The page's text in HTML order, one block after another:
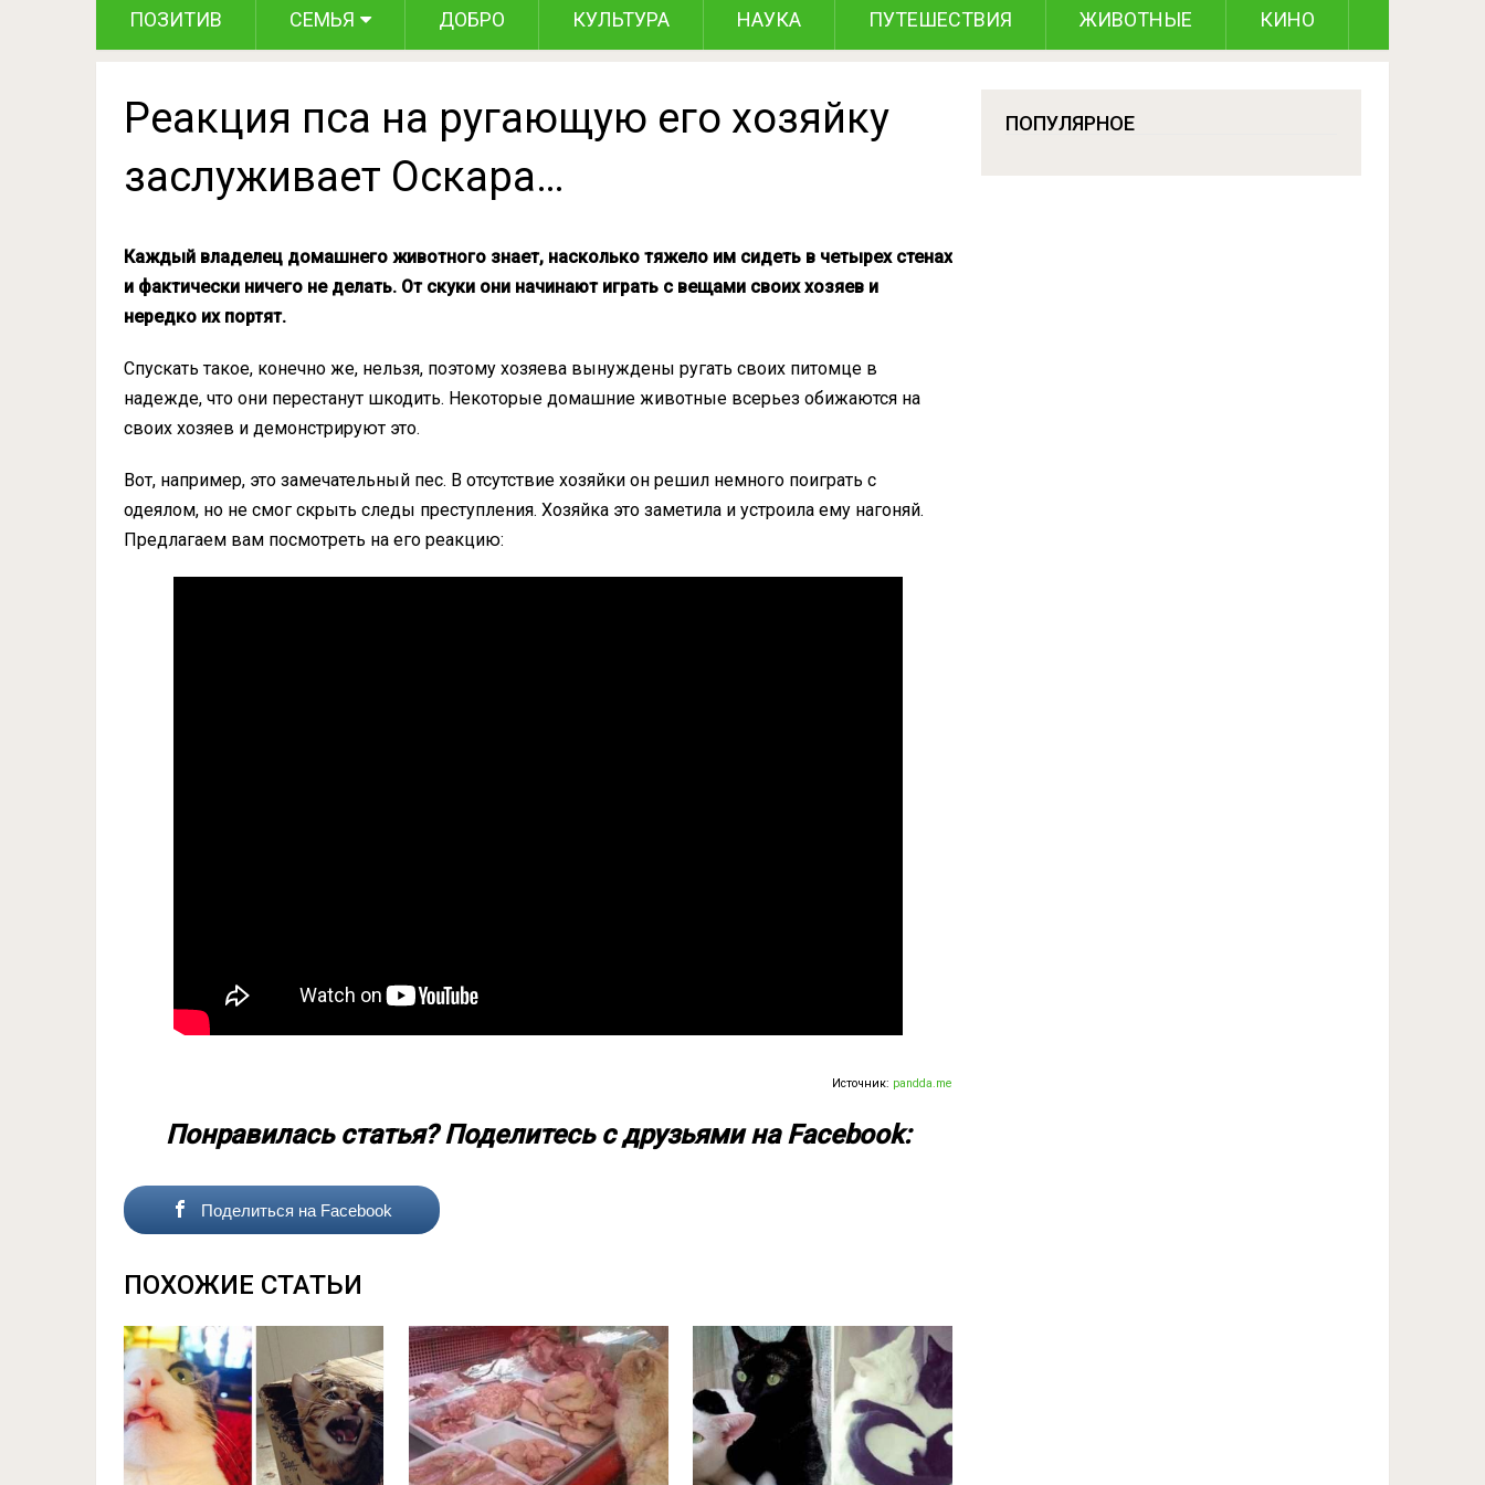
ПОЗИТИВ СЕМЬЯ ДОБРО КУЛЬТУРА НАУКА ПУТЕШЕСТВИЯ ЖИВОТНЫЕ КИНО
Реакция пса на ругающую его хозяйку
заслуживает Оскара…
Каждый владелец домашнего животного знает, насколько тяжело им сидеть в четырех стенах
и фактически ничего не делать. От скуки они начинают играть с вещами своих хозяев и
нередко их портят.
Спускать такое, конечно же, нельзя, поэтому хозяева вынуждены ругать своих питомце в
надежде, что они перестанут шкодить. Некоторые домашние животные всерьез обижаются на
своих хозяев и демонстрируют это.
Вот, например, это замечательный пес. В отсутствие хозяйки он решил немного поиграть с
одеялом, но не смог скрыть следы преступления. Хозяйка это заметила и устроила ему нагоняй.
Предлагаем вам посмотреть на его реакцию:
Источник: pandda.me
Понравилась статья? Поделитесь с друзьями на Facebook:
Поделиться на Facebook
ПОХОЖИЕ СТАТЬИ
ПОПУЛЯРНОЕ